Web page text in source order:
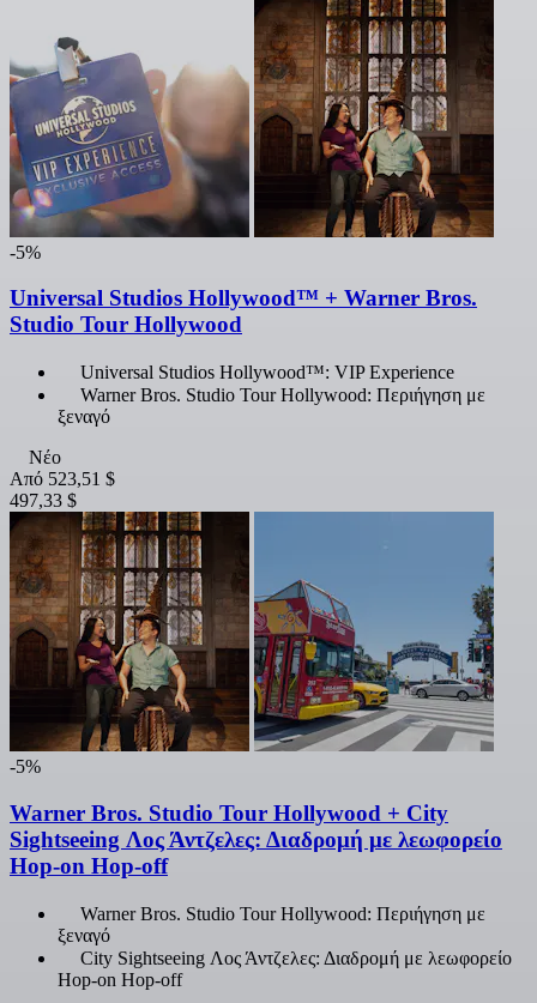
-5%
Universal Studios Hollywood™ + Warner Bros.
Studio Tour Hollywood
Universal Studios Hollywood™: VIP Experience
Warner Bros. Studio Tour Hollywood: Περιήγηση με
ξεναγό
Νέο
Από 523,51 $
497,33 $
-5%
Warner Bros. Studio Tour Hollywood + City
Sightseeing Λος Άντζελες: Διαδρομή με λεωφορείο
Hop-on Hop-off
Warner Bros. Studio Tour Hollywood: Περιήγηση με
ξεναγό
City Sightseeing Λος Άντζελες: Διαδρομή με λεωφορείο
Hop-on Hop-off